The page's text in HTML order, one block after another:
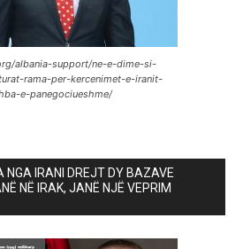
albania-support/ne-e-dime-si-
rama-per-kercenimet-e-iranit-
e-panegociueshme/
NGA IRANI DREJT DY BAZAVE
NË IRAK, JANË NJË VEPRIM